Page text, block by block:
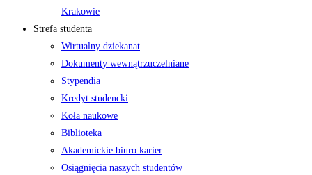
Krakowie
Strefa studenta
Wirtualny dziekanat
Dokumenty wewnątrzuczelniane
Stypendia
Kredyt studencki
Koła naukowe
Biblioteka
Akademickie biuro karier
Osiągnięcia naszych studentów